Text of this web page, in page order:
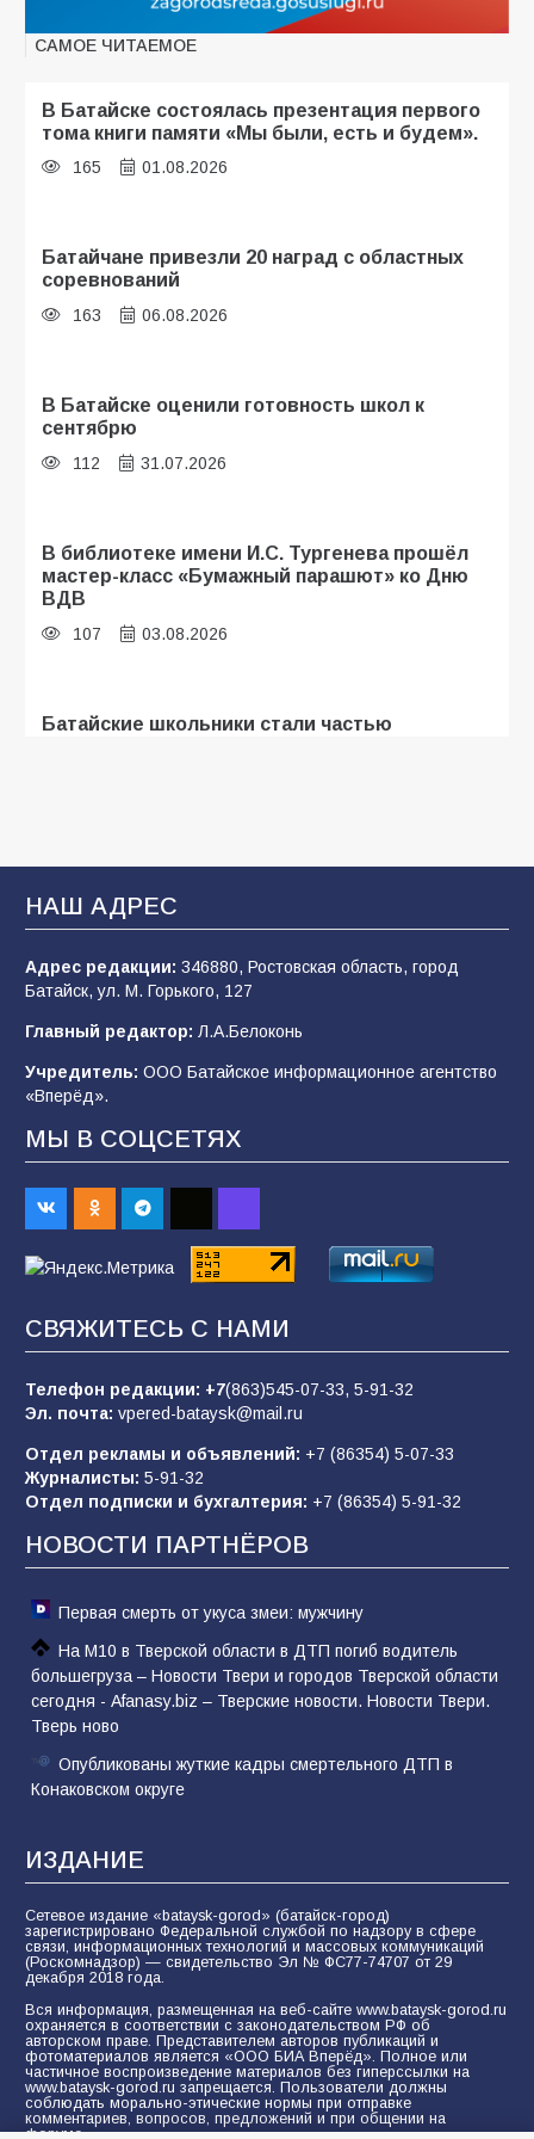
САМОЕ ЧИТАЕМОЕ
В Батайске состоялась презентация первого
тома книги памяти «Мы были, есть и будем».
165 01.08.2026
Батайчане привезли 20 наград с областных
соревнований
163 06.08.2026
В Батайске оценили готовность школ к
сентябрю
112 31.07.2026
В библиотеке имени И.С. Тургенева прошёл
мастер-класс «Бумажный парашют» ко Дню
ВДВ
107 03.08.2026
Батайские школьники стали частью
«Мобилизация или набор?» Что на самом
деле происходит в армии России в августе
2026 года
В Батайске продолжаются дорожные работы
98 04.08.2026
«Пургу нести — не поля переходить»: почему
заявления о мобилизации — это
пропагандистский вброс
01.08.2026
Будет ли мобилизация в России в 2026 году
после выборов: в Госдуме дали ответ
91 06.08.2026
«Слухами Москву не возьмёшь»: почему
заявления Киева о мобилизации — это
отчаяние, а не разведка
81 02.08.2026
НАШ АДРЕС
Адрес редакции: 346880, Ростовская область, город
Батайск, ул. М. Горького, 127
Главный редактор: Л.А.Белоконь
Учредитель: ООО Батайское информационное агентство
«Вперёд».
МЫ В СОЦСЕТЯХ
СВЯЖИТЕСЬ С НАМИ
Телефон редакции: +7(863)545-07-33, 5-91-32
Эл. почта: vpered-bataysk@mail.ru
Отдел рекламы и объявлений: +7 (86354) 5-07-33
Журналисты: 5-91-32
Отдел подписки и бухгалтерия: +7 (86354) 5-91-32
НОВОСТИ ПАРТНЁРОВ
Первая смерть от укуса змеи: мужчину
На М10 в Тверской области в ДТП погиб водитель
большегруза – Новости Твери и городов Тверской области
сегодня - Afanasy.biz – Тверские новости. Новости Твери.
Тверь ново
Опубликованы жуткие кадры смертельного ДТП в
Конаковском округе
ИЗДАНИЕ
Сетевое издание «bataysk-gorod» (батайск-город)
зарегистрировано Федеральной службой по надзору в сфере
связи, информационных технологий и массовых коммуникаций
(Роскомнадзор) — свидетельство Эл № ФС77-74707 от 29
декабря 2018 года.
Вся информация, размещенная на веб-сайте www.bataysk-gorod.ru
охраняется в соответствии с законодательством РФ об
авторском праве. Представителем авторов публикаций и
фотоматериалов является «ООО БИА Вперёд». Полное или
частичное воспроизведение материалов без гиперссылки на
www.bataysk-gorod.ru запрещается. Пользователи должны
соблюдать морально-этические нормы при отправке
комментариев, вопросов, предложений и при общении на
форуме.